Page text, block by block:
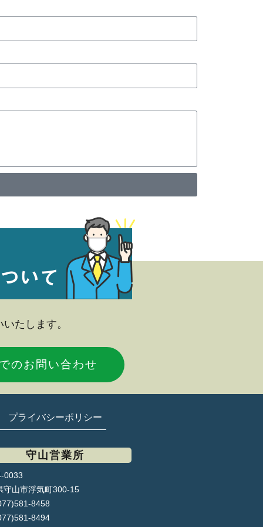
たします。
のお問い合わせ
プライバシーポリシー
守山営業所
0033
守山市浮気町300-15
8458
8494